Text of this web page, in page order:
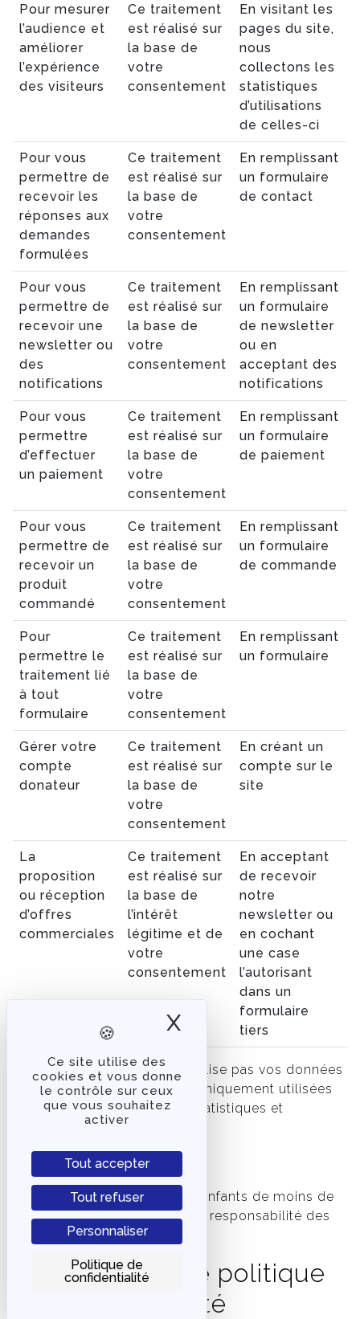
Ce site utilise des
cookies et vous donne
le contrôle sur ceux
que vous souhaitez
activer
Tout accepter
Tout refuser
Personnaliser
Politique de
confidentialité
X Masquer le
Pour mesurer
l’audience et
améliorer
l’expérience
des visiteurs
Ce traitement
est réalisé sur
la base de
votre
consentement
En visitant les
pages du site,
nous
collectons les
statistiques
d’utilisations
de celles-ci
Pour vous
permettre de
recevoir les
réponses aux
demandes
formulées
Ce traitement
est réalisé sur
la base de
votre
consentement
En remplissant
un formulaire
de contact
Pour vous
permettre de
recevoir une
newsletter ou
des
notifications
Ce traitement
est réalisé sur
la base de
votre
consentement
En remplissant
un formulaire
de newsletter
ou en
acceptant des
notifications
Pour vous
permettre
d’effectuer
un paiement
Ce traitement
est réalisé sur
la base de
votre
consentement
En remplissant
un formulaire
de paiement
Pour vous
permettre de
recevoir un
produit
commandé
Ce traitement
est réalisé sur
la base de
votre
consentement
En remplissant
un formulaire
de commande
Pour
permettre le
traitement lié
à tout
formulaire
Ce traitement
est réalisé sur
la base de
votre
consentement
En remplissant
un formulaire
Gérer votre
compte
donateur
Ce traitement
est réalisé sur
la base de
votre
consentement
En créant un
compte sur le
site
La
proposition
ou réception
d’offres
commerciales
Ce traitement
est réalisé sur
la base de
l’intérêt
légitime et de
votre
consentement
En acceptant
de recevoir
notre
newsletter ou
en cochant
une case
l’autorisant
dans un
formulaire
tiers
tvlibertes.com ne commercialise pas vos données
personnelles qui sont donc uniquement utilisées
par nécessité ou à des fins statistiques et
Enfants
La collecte de données des enfants de moins de
seize ans doit se faire sous la responsabilité des
parents ou du tuteur légal.
Changement de politique
de confidentialité